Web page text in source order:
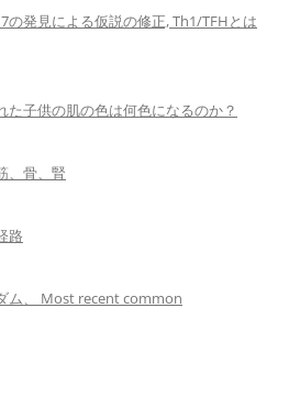
の発見による仮説の修正, Th1/TFHとは
子供の肌の色は何色になるのか？
、骨、腎
路
ム、 Most recent common